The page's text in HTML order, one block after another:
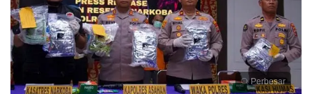
Perbesar